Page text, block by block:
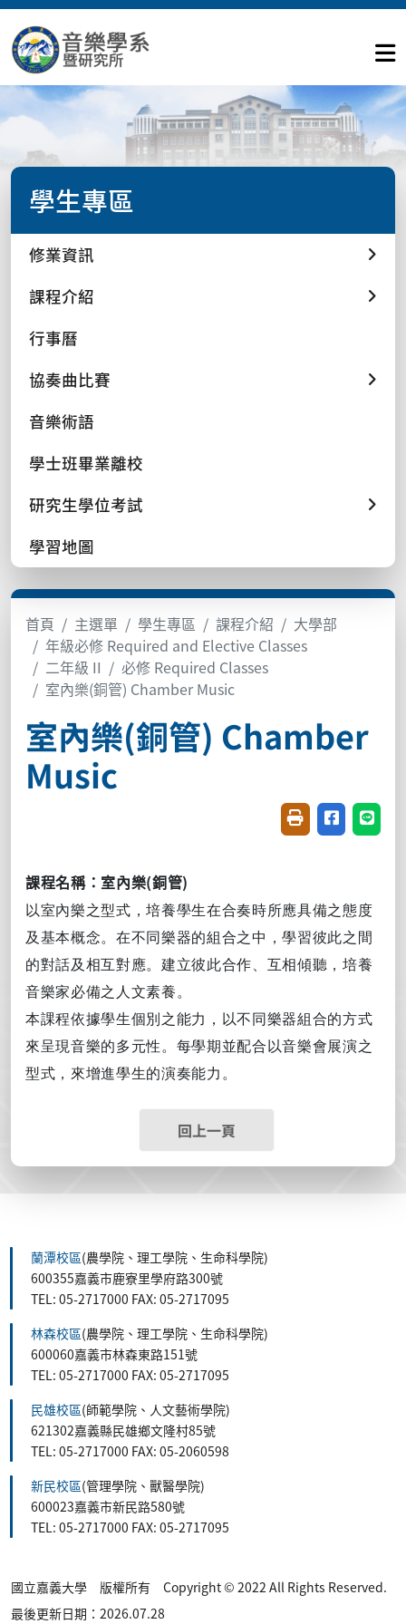
學生專區
修業資訊
課程介紹
行事曆
協奏曲比賽
音樂術語
學士班畢業離校
研究生學位考試
學習地圖
首頁 主選單 學生專區 課程介紹
大學部
年級必修 Required and Elective Classes
二年級 II
必修 Required Classes
室內樂(銅管) Chamber Music
室內樂(銅管) Chamber
Music
友善列印(開新視
分享至臉書
分享
課程名稱：室內樂(銅管)
以室內樂之型式，培養學生在合奏時所應具備之態度
及基本概念。在不同樂器的組合之中，學習彼此之間
的對話及相互對應。建立彼此合作、互相傾聽，培養
音樂家必備之人文素養。
本課程依據學生個別之能力，以不同樂器組合的方式
來呈現音樂的多元性。每學期並配合以音樂會展演之
型式，來增進學生的演奏能力。
回上一頁
蘭潭校區(農學院、理工學院、生命科學院)
600355嘉義市鹿寮里學府路300號
TEL: 05-2717000 FAX: 05-2717095
林森校區(農學院、理工學院、生命科學院)
600060嘉義市林森東路151號
TEL: 05-2717000 FAX: 05-2717095
民雄校區(師範學院、人文藝術學院)
621302嘉義縣民雄鄉文隆村85號
TEL: 05-2717000 FAX: 05-2060598
新民校區(管理學院、獸醫學院)
600023嘉義市新民路580號
TEL: 05-2717000 FAX: 05-2717095
國立嘉義大學 版權所有 Copyright © 2022 All Rights Reserved.
最後更新日期：2026.07.28